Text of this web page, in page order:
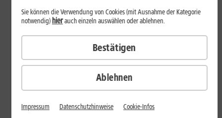
Internet zuhause
Ad-Blocker aktivieren: Werbung
Ablehnen
Sie können die Verwendung von Cookies (mit Ausnahme der Kategorie
notwendig) hierauch einzeln auswählen oder ablehnen.
Bestätigen
Impressum Datenschutzhinweise Cookie-Infos